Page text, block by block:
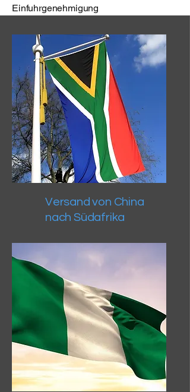
Einfuhrgenehmigung
Versand von China
nach Südafrika